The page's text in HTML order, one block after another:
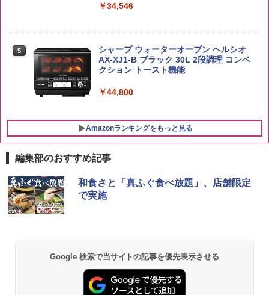
￥34,546
5
シャープ ウォーターオーブン ヘルシオ
AX-XJ1-B ブラック 30L 2段調理 コンベ
クション トースト機能
￥44,800
Amazonランキングをもっと見る
編集部のおすすめ記事
和食さと「真ふぐ食べ放題」、店舗限定
で実施
Google 検索で当サイトの記事を優先表示させる